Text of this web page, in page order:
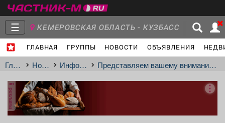
☰ КЕМЕРОВСКАЯ ОБЛАСТЬ - КУЗБАСС
ГЛАВНАЯ ГРУППЫ НОВОСТИ ОБЪЯВЛЕНИЯ
Главная
Группы
Объявления Недвижимость Услуги
Главная Новости Информация Представляем вашему вниманию афишу мероприятий.
реклама